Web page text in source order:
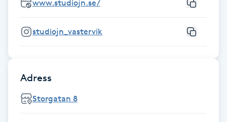
Gruppträning
Gua Sha-massage
Headspa
www.studiojn.se/
studiojn_vastervik
Adress
Storgatan 8